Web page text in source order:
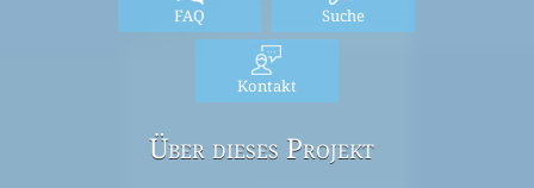
FAQ Suche
Kontakt
Über dieses Projekt